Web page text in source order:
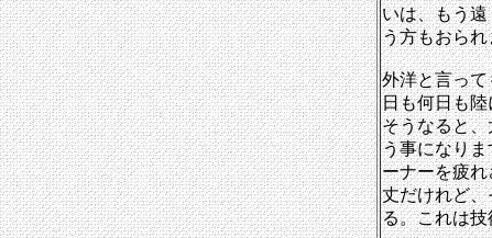
いは、もう
う方もおら
外洋と言っ
日も何日も
そうなると
う事になり
ーナーを疲
丈だけれど
る。これは